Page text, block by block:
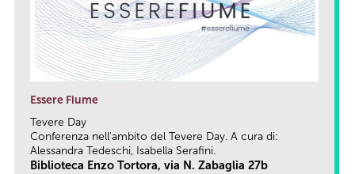
Essere Fiume
Tevere Day
Conferenza nell'ambito del Tevere Day. A cura di:
Alessandra Tedeschi, Isabella Serafini.
Biblioteca Enzo Tortora, via N. Zabaglia 27b